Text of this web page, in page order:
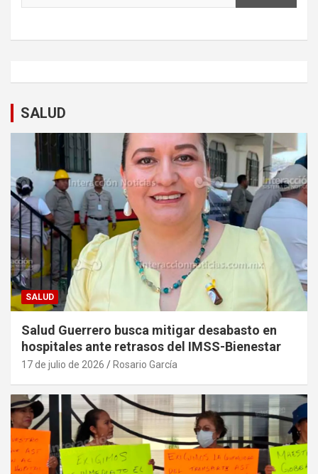
SALUD
SALUD
Salud Guerrero busca mitigar desabasto en
hospitales ante retrasos del IMSS-Bienestar
17 de julio de 2026 Rosario García